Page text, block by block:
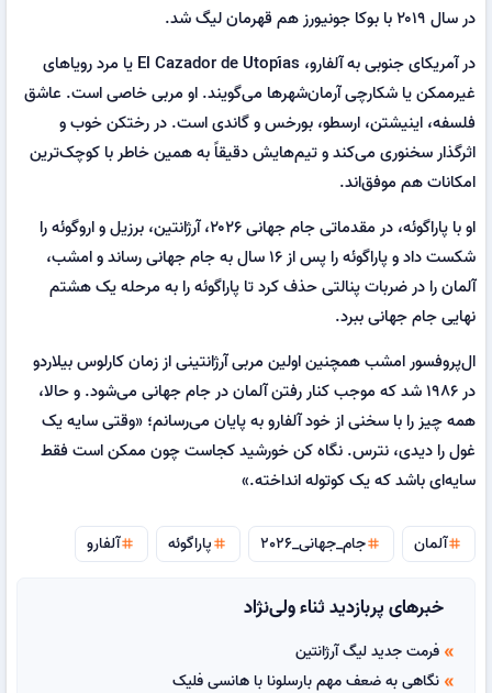
در سال ۲۰۱۹ با بوکا جونیورز هم قهرمان لیگ شد.
در آمریکای جنوبی به آلفارو، El Cazador de Utopías یا مرد رویاهای
غیرممکن یا شکارچی آرمان‌شهرها می‌گویند. او مربی خاصی است. عاشق
فلسفه، اینیشتن، ارسطو، بورخس و گاندی است. در رختکن خوب و
اثرگذار سخنوری می‌کند و تیم‌هایش دقیقاً به همین خاطر با کوچک‌ترین
امکانات هم موفق‌اند.
او با پاراگوئه، در مقدماتی جام جهانی ۲۰۲۶، آرژانتین، برزیل و اروگوئه را
شکست داد و پاراگوئه را پس از ۱۶ سال به جام جهانی رساند و امشب،
آلمان را در ضربات پنالتی حذف کرد تا پاراگوئه را به مرحله یک هشتم
نهایی جام جهانی ببرد.
ال‌پروفسور امشب همچنین اولین مربی آرژانتینی از زمان کارلوس بیلاردو
در ۱۹۸۶ شد که موجب کنار رفتن آلمان در جام جهانی می‌شود. و حالا،
همه چیز را با سخنی از خود آلفارو به پایان می‌رسانم؛ «وقتی سایه یک
غول را دیدی، نترس. نگاه کن خورشید کجاست چون ممکن است فقط
سایه‌ای باشد که یک کوتوله انداخته.»
tagآلمان tagجام_جهانی_2026 tag پاراگوئه tagآلفارو
خبرهای پربازدید ثناء ولی‌نژاد
double_arrow فرمت جدید لیگ آرژانتین
double_arrow نگاهی به ضعف مهم بارسلونا با هانسی فلیک